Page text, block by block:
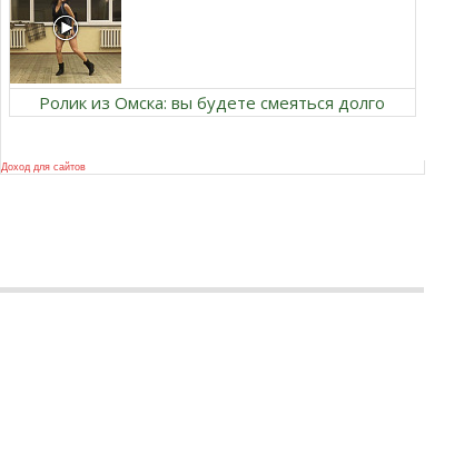
Ролик из Омска: вы будете смеяться долго
Доход для сайтов